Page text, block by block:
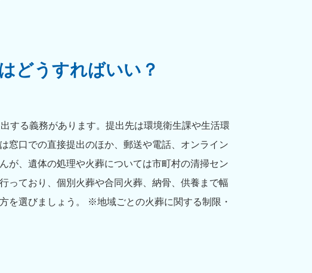
どうすればいい？
する義務があります。提出先は環境衛生課や生活環
窓口での直接提出のほか、郵送や電話、オンライン
が、遺体の処理や火葬については市町村の清掃セン
っており、個別火葬や合同火葬、納骨、供養まで幅
を選びましょう。 ※地域ごとの火葬に関する制限・